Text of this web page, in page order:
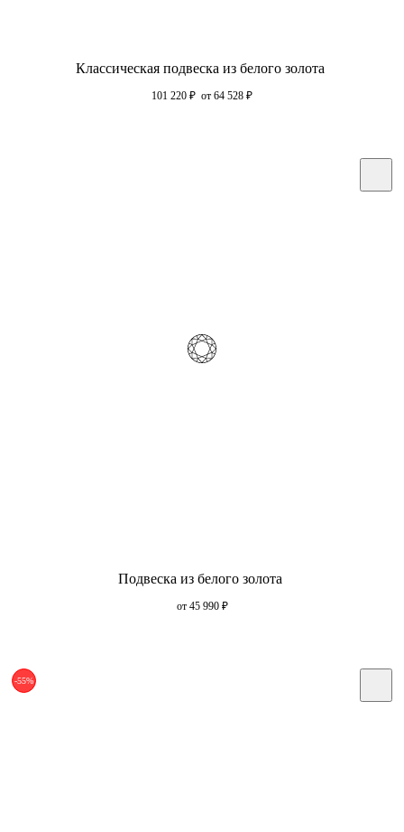
Классическая подвеска из белого золота
101 220 ₽ от 64 528 ₽
Подвеска из белого золота
от 45 990 ₽
-55%